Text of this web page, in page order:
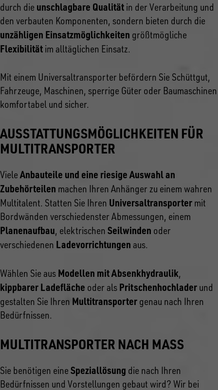
durch die unschlagbare Qualität in der Verarbeitung und
den verbauten Komponenten, sondern bieten durch die
unzähligen Einsatzmöglichkeiten größtmögliche
Flexibilität im alltäglichen Einsatz.
Mit einem Universaltransporter befördern Sie Schüttgut,
Fahrzeuge, Maschinen, sperrige Güter oder Baumaschinen
komfortabel und sicher.
AUSSTATTUNGSMÖGLICHKEITEN FÜR
MULTITRANSPORTER
VieleAnbauteile und eine riesige Auswahl an
Zubehörteilen machen Ihren Anhänger zu einem wahren
Multitalent. Statten Sie Ihren Universaltransporter mit
Bordwänden verschiedenster Abmessungen, einem
Planenaufbau, elektrischen Seilwinden oder
verschiedenen Ladevorrichtungen aus.
Wählen Sie aus Modellen mit Absenkhydraulik,
kippbarer Ladefläche oder als Pritschenhochlader und
gestalten Sie Ihren Multitransporter genau nach Ihren
Bedürfnissen.
MULTITRANSPORTER NACH MASS
Sie benötigen eine Speziallösung die nach Ihren
Bedürfnissen und Vorstellungen gebaut wird? Wir bei